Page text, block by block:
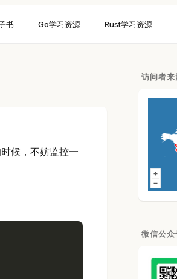
书 Go学习资源 Rust学习资源
候，不妨监控一
访问者来
微信公众